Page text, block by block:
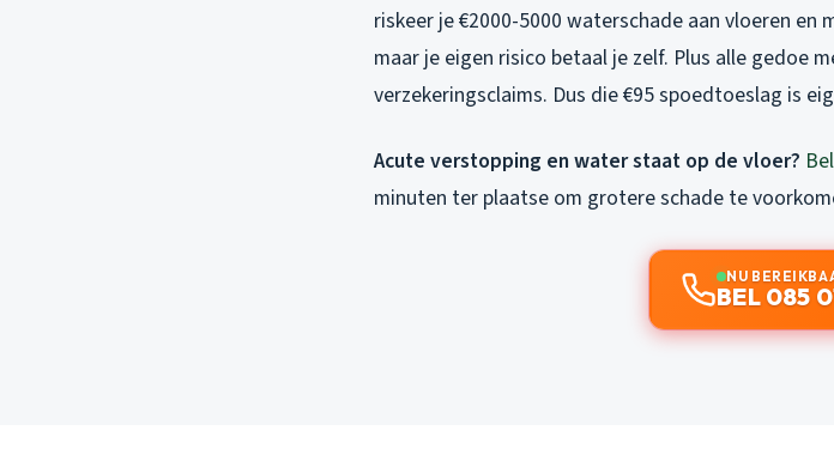
riskeer je €2000-5000 waterschade aan vloeren
maar je eigen risico betaal je zelf. Plus alle gedoe
verzekeringsclaims. Dus die €95 spoedtoeslag is
Acute verstopping en water staat op de vloer?
minuten ter plaatse om grotere schade te
NU
BEL 085